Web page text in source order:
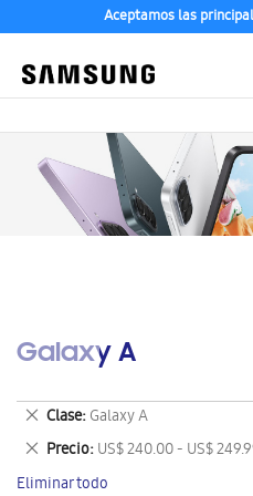
Aceptamos las
Galaxy A
Clase Galaxy A
Eliminar
este
artículo
Precio US$ 240.00 - US$
Eliminar
este
Eliminar todo